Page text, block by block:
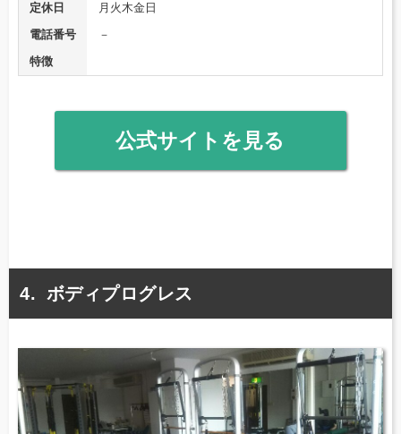
定休日
月火木金日
電話番号
－
特徴
公式サイトを見る
ボディプログレス